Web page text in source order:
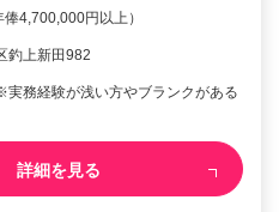
4,700,000円以上）
釣上新田982
務経験が浅い方やブランクがある
詳細を見る